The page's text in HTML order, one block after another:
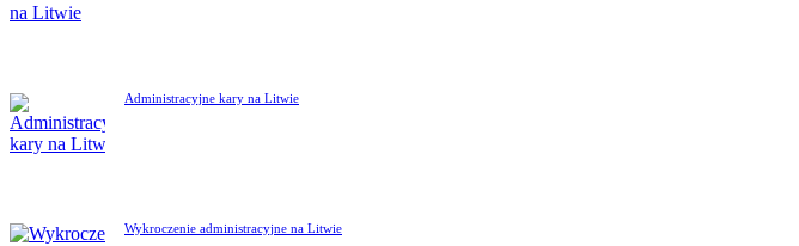
Administracyjne kary na Litwie
Wykroczenie administracyjne na Litwie